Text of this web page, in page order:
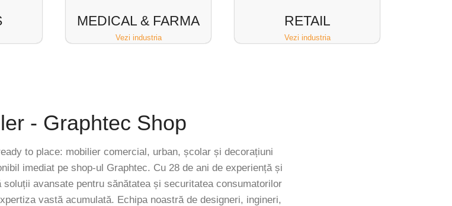
MEDICAL & FARMA
Vezi industria
RETAIL
Vezi industria
- Graphtec Shop
to place: mobilier comercial, urban, școlar și decorațiuni
imediat pe shop-ul Graphtec. Cu 28 de ani de experiență și
avansate pentru sănătatea și securitatea consumatorilor
vastă acumulată. Echipa noastră de designeri, ingineri,